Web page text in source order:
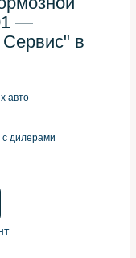
—
в
авто
дилерами